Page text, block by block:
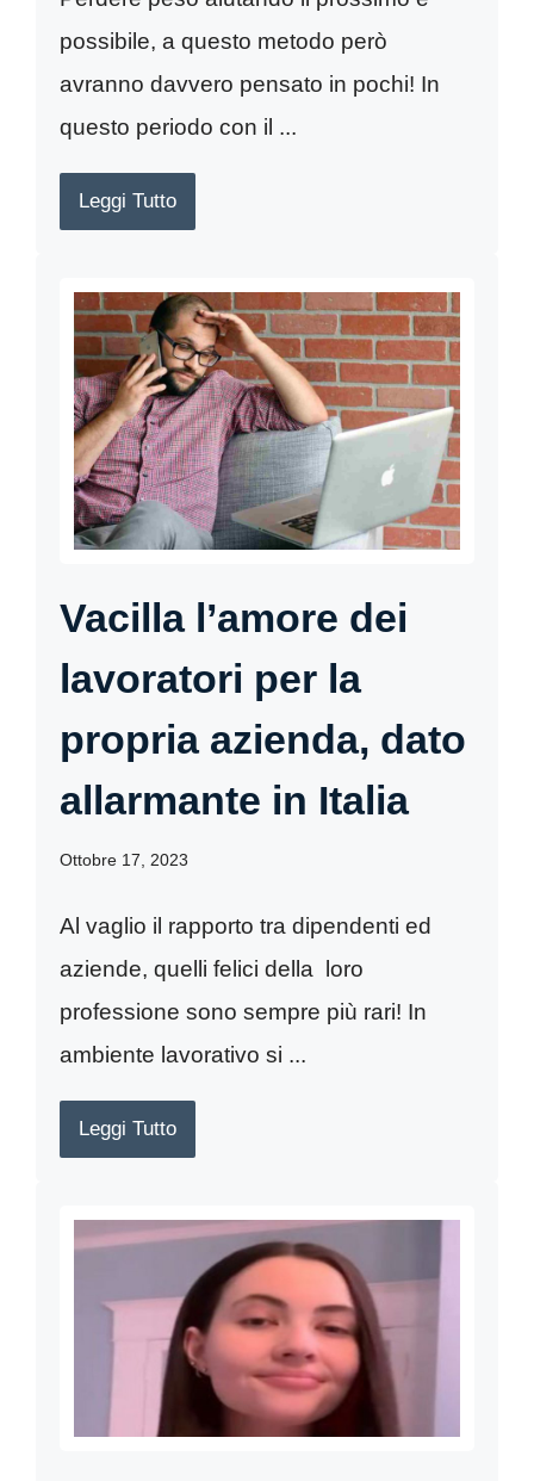
possibile, a questo metodo però
avranno davvero pensato in pochi! In
questo periodo con il ...
Leggi Tutto
Vacilla l’amore dei
lavoratori per la
propria azienda, dato
allarmante in Italia
Ottobre 17, 2023
Al vaglio il rapporto tra dipendenti ed
aziende, quelli felici della loro
professione sono sempre più rari! In
ambiente lavorativo si ...
Leggi Tutto